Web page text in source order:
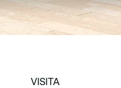
VISITA